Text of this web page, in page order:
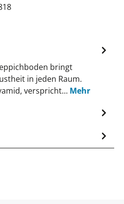
bringt
in jeden Raum.
verspricht… Mehr